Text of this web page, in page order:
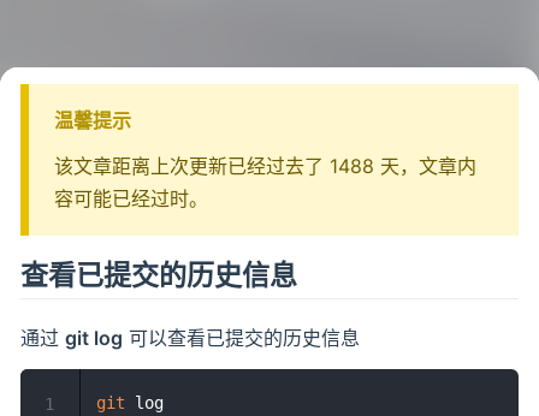
温馨提示
该文章距离上次更新已经过去了 1488 天，文章内
容可能已经过时。
查看已提交的历史信息
通过 git log 可以查看已提交的历史信息
git log
1